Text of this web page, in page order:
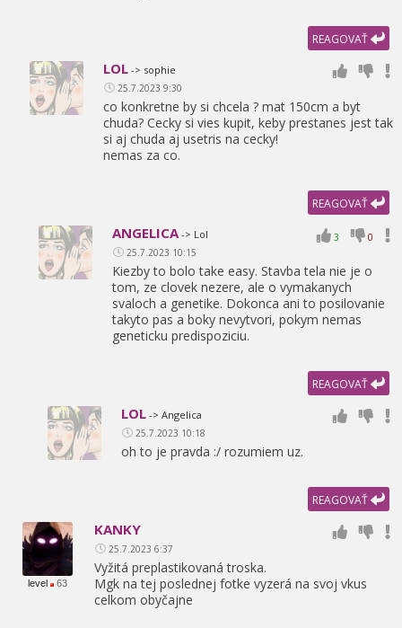
REAGOVAŤ
LOL -> sophie
25.7.2023 9:30
co konkretne by si chcela ? mat 150cm a byt
chuda? Cecky si vies kupit, keby prestanes jest tak
si aj chuda aj usetris na cecky!
nemas za co.
REAGOVAŤ
3 0
ANGELICA -> Lol
25.7.2023 10:15
Kiezby to bolo take easy. Stavba tela nie je o
tom, ze clovek nezere, ale o vymakanych
svaloch a genetike. Dokonca ani to posilovanie
takyto pas a boky nevytvori, pokym nemas
geneticku predispoziciu.
REAGOVAŤ
LOL -> Angelica
25.7.2023 10:18
oh to je pravda :/ rozumiem uz.
REAGOVAŤ
level 63
KANKY
25.7.2023 6:37
Vyžitá preplastikovaná troska.
Mgk na tej poslednej fotke vyzerá na svoj vkus
celkom obyčajne